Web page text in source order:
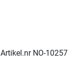
Artikel.nr NO-10257